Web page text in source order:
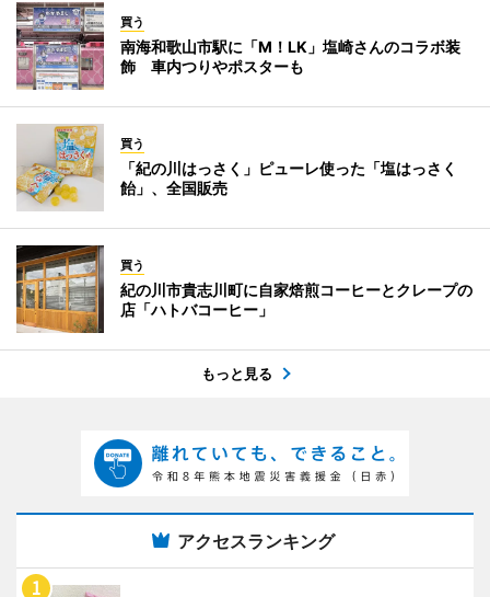
買う
南海和歌山市駅に「M！LK」塩崎さんのコラボ装
飾 車内つりやポスターも
買う
「紀の川はっさく」ピューレ使った「塩はっさく
飴」、全国販売
買う
紀の川市貴志川町に自家焙煎コーヒーとクレープの
店「ハトバコーヒー」
もっと見る
アクセスランキング